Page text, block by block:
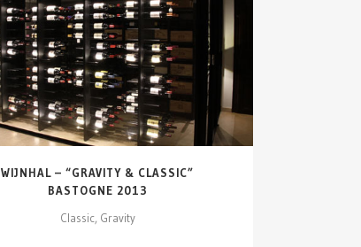
DETAILS ZIEN
WIJNHAL – “GRAVITY & CLASSIC”
BASTOGNE 2013
Classic, Gravity